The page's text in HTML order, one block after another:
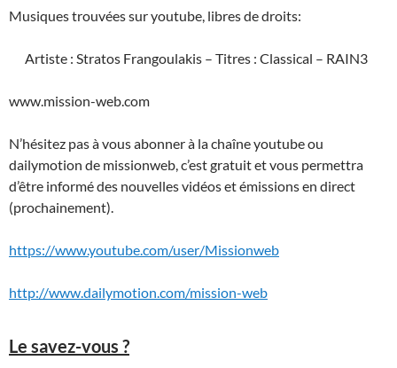
Musiques trouvées sur youtube, libres de droits:
Artiste : Stratos Frangoulakis – Titres : Classical – RAIN3
www.mission-web.com
N’hésitez pas à vous abonner à la chaîne youtube ou
dailymotion de missionweb, c’est gratuit et vous permettra
d’être informé des nouvelles vidéos et émissions en direct
(prochainement).
https://www.youtube.com/user/Missionweb
http://www.dailymotion.com/mission-web
Le savez-vous ?